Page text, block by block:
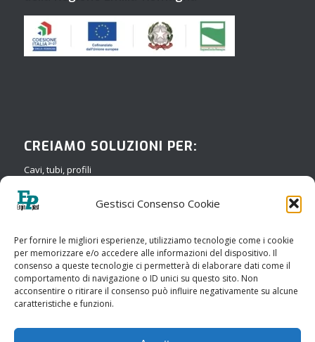
Gestisci Consenso Cookie
Per fornire le migliori esperienze, utilizziamo tecnologie come i cookie
per memorizzare e/o accedere alle informazioni del dispositivo. Il
consenso a queste tecnologie ci permetterà di elaborare dati come il
comportamento di navigazione o ID unici su questo sito. Non
acconsentire o ritirare il consenso può influire negativamente su alcune
caratteristiche e funzioni.
CREIAMO SOLUZIONI PER:
Cavi, tubi, profili
Compound
Film
Medicale
Riciclaggio
Soffiaggio
Termoforatura